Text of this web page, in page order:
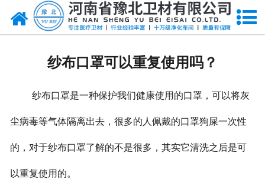
网站首页
纱布口罩可以重复使用吗？
纱布口罩是一种保护我们健康使用的口罩，可以将灰
尘病毒等气体隔离出去，很多的人佩戴的口罩狗屎一次性
的，对于纱布口罩了解的不是很多，其实它清洗之后是可
以重复使用的。